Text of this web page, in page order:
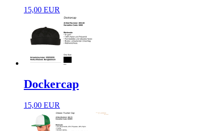
15,00 EUR
Dockercap
15,00 EUR